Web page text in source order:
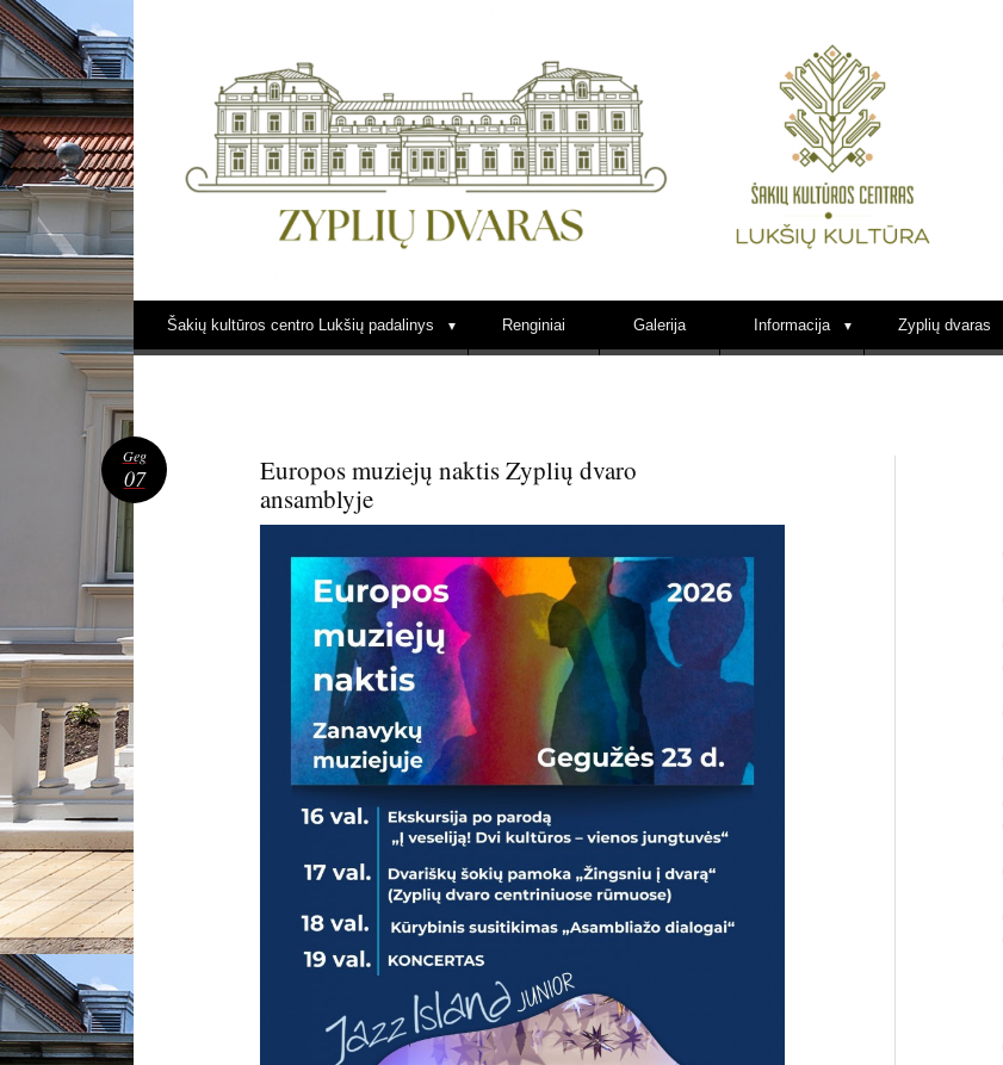
Šakių kultūros centro Lukšių padalinys Renginiai Galerija Informacija Zyplių dvaras
Europos muziejų naktis Zyplių dvaro
ansamblyje
Geg
07